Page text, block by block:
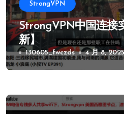
StrongVPN
StrongVPN中国连接
新】
130605_fwczds 4 月 8, 2025